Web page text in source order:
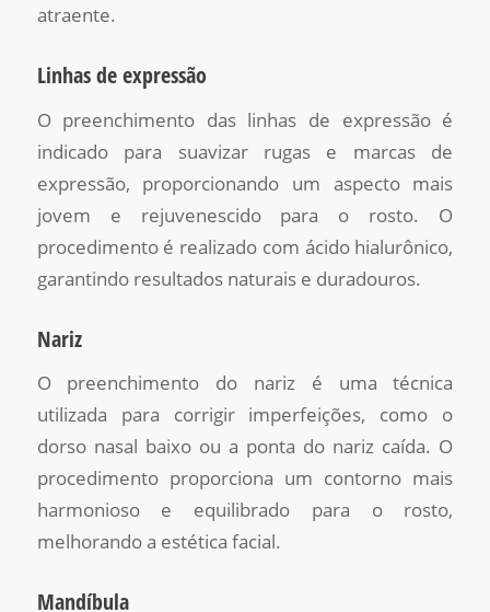
atraente.
Linhas de expressão
O preenchimento das linhas de expressão é
indicado para suavizar rugas e marcas de
expressão, proporcionando um aspecto mais
jovem e rejuvenescido para o rosto. O
procedimento é realizado com ácido hialurônico,
garantindo resultados naturais e duradouros.
Nariz
O preenchimento do nariz é uma técnica
utilizada para corrigir imperfeições, como o
dorso nasal baixo ou a ponta do nariz caída. O
procedimento proporciona um contorno mais
harmonioso e equilibrado para o rosto,
melhorando a estética facial.
Mandíbula